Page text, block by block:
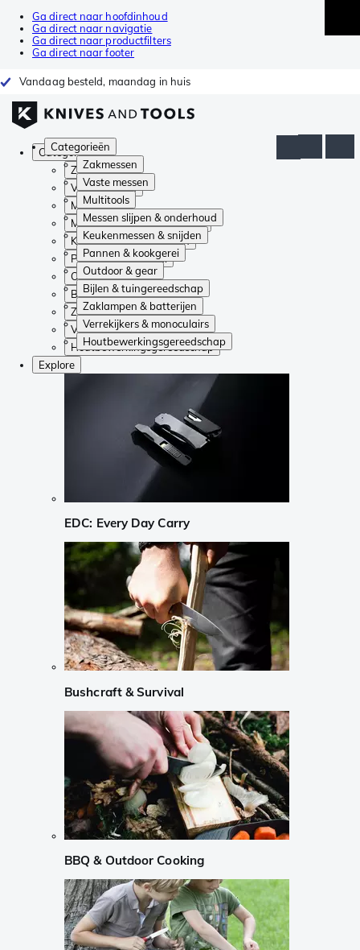
Ga direct naar hoofdinhoud
Ga direct naar navigatie
Ga direct naar productfilters
Ga direct naar footer
Vandaag besteld, maandag in huis
Categorieën
Zakmessen
Vaste messen
Multitools
Messen slijpen & onderhoud
Keukenmessen & snijden
Pannen & kookgerei
Outdoor & gear
Bijlen & tuingereedschap
Zaklampen & batterijen
Verrekijkers & monoculairs
Houtbewerkingsgereedschap
Categorieën
Zakmessen
Vaste messen
Multitools
Messen slijpen & onderhoud
Keukenmessen & snijden
Pannen & kookgerei
Outdoor & gear
Bijlen & tuingereedschap
Zaklampen & batterijen
Verrekijkers & monoculairs
Houtbewerkingsgereedschap
Explore
EDC: Every Day Carry
Bushcraft & Survival
BBQ & Outdoor Cooking